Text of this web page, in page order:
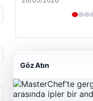
Göz Atın